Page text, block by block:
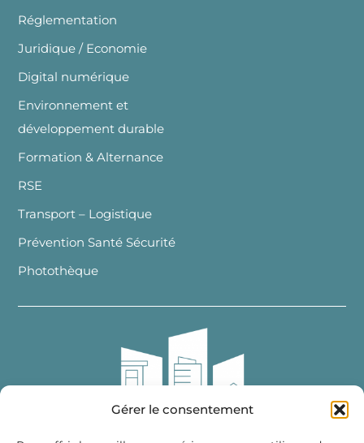
Gérer le consentement
Réglementation
Juridique / Economie
Digital numérique
Environnement et
développement durable
Formation & Alternance
RSE
Transport – Logistique
Prévention Santé Sécurité
Photothèque